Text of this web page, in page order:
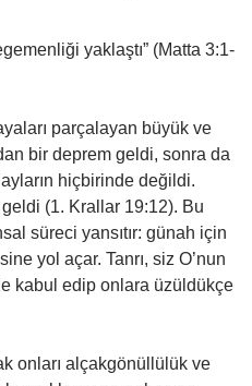
yaklaştı” (Matta 3:1-
parçalayan büyük ve
bir deprem geldi, sonra da
hiçbirinde değildi.
(1. Krallar 19:12). Bu
süreci yansıtır: günah için
yol açar. Tanrı, siz O’nun
kabul edip onlara üzüldükçe
onları alçakgönüllülük ve